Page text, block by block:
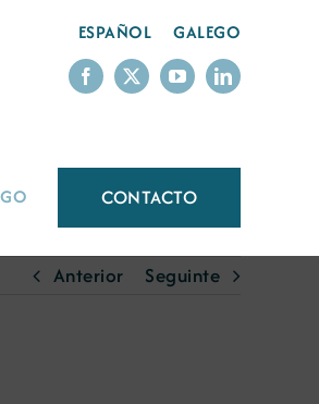
ESPAÑOL GALEGO
CONTACTO
Anterior Seguinte